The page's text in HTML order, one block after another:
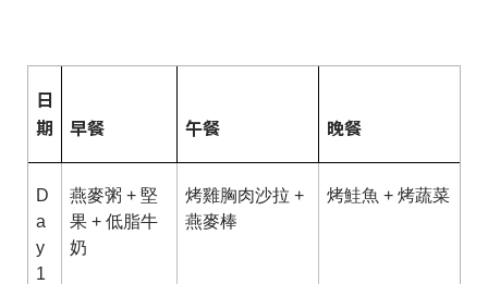
日
期
早餐 午餐 晚餐
D
a
y
1
燕麥粥 + 堅
果 + 低脂牛
奶
烤雞胸肉沙拉 +
燕麥棒
烤鮭魚 + 烤蔬菜